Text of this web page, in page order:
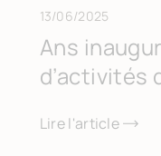
13/06/2025
Ans
d’activités
Lire l'article